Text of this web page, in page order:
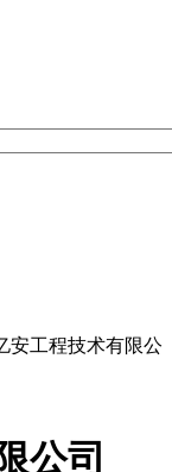
安工程技术有限公
公司